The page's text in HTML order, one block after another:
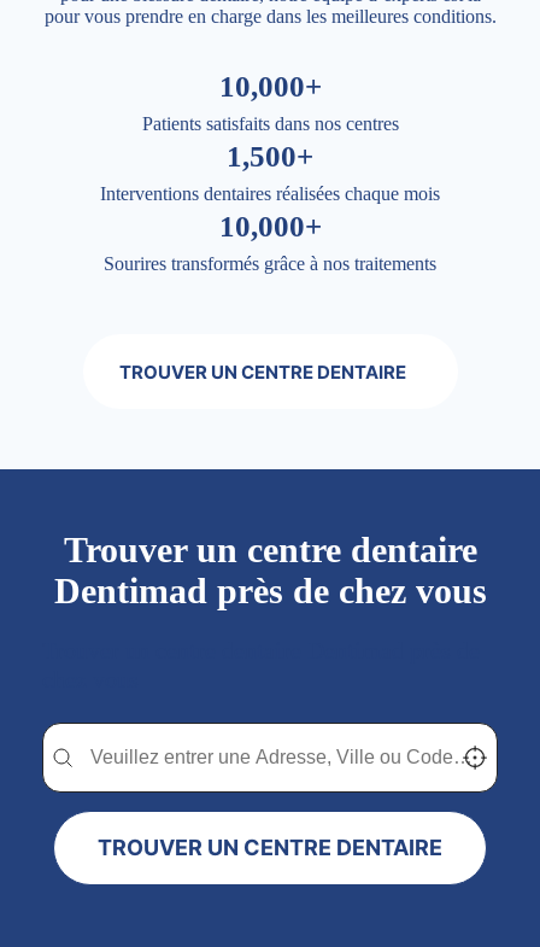
pour vous prendre en charge dans les meilleures conditions.
10,000+
Patients satisfaits dans nos centres
1,500+
Interventions dentaires réalisées chaque mois
10,000+
Sourires transformés grâce à nos traitements
TROUVER UN CENTRE DENTAIRE
Trouver un centre dentaire
Dentimad près de chez vous
Trouver un centre dentaire Dentimad près de
Trouver un centre dentaire Dentimad près de chez vous Localisez-
TROUVER UN CENTRE DENTAIRE